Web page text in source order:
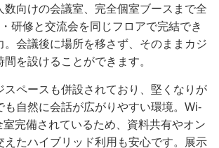
数向けの会議室、完全個室ブースまで全
研修と交流会を同じフロアで完結でき
。会議後に場所を移さず、そのままカジ
間を設けることができます。
スペースも併設されており、堅くなりが
も自然に会話が広がりやすい環境。Wi-
完備されているため、資料共有やオン
えたハイブリッド利用も安心です。展示